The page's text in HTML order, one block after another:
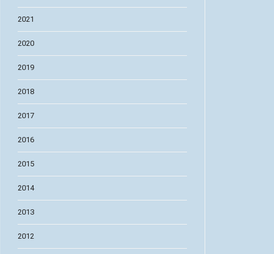
2021
2020
2019
2018
2017
2016
2015
2014
2013
2012